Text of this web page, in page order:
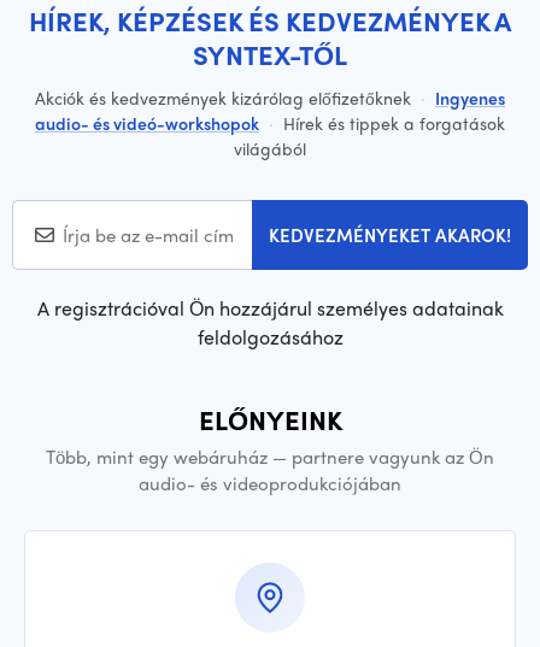
HÍREK, KÉPZÉSEK ÉS KEDVEZMÉNYEK A
SYNTEX-TŐL
Akciók és kedvezmények kizárólag előfizetőknek · Ingyenes
audio- és videó-workshopok · Hírek és tippek a forgatások
világából
KEDVEZMÉNYEKET AKAROK!
A regisztrációval Ön hozzájárul személyes adatainak
feldolgozásához
ELŐNYEINK
Több, mint egy webáruház — partnere vagyunk az Ön
audio- és videoprodukciójában